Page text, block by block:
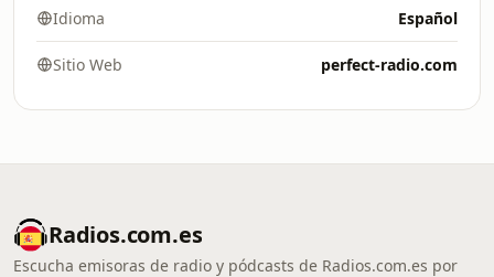
Idioma Español
Sitio Web perfect-radio.com
Radios.com.es
Escucha emisoras de radio y pódcasts de Radios.com.es por